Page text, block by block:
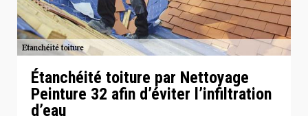
Étanchéité toiture par Nettoyage
Peinture 32 afin d’éviter l’infiltration
d’eau